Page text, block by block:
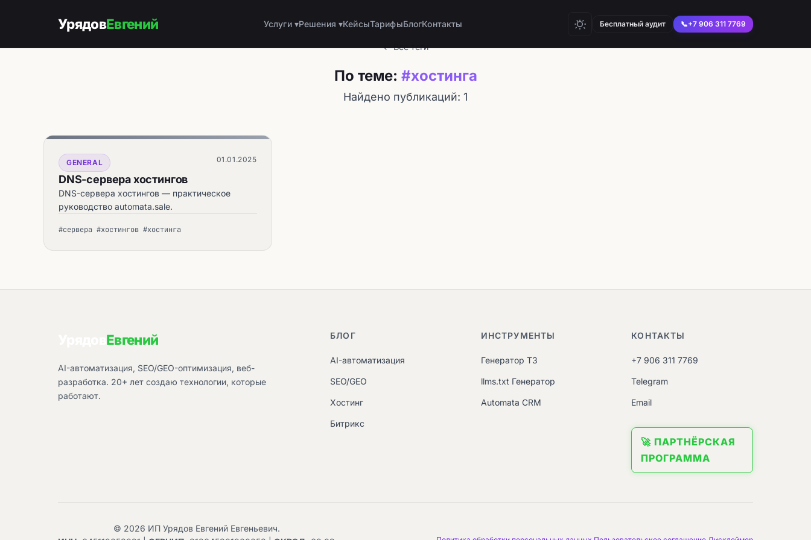
УрядовЕвгений Услуги ▾Решения ▾КейсыТарифыБлогКонтакты Бесплатный аудит 📞+7 906 311 7769
← Все теги
По теме: #хостинга
Найдено публикаций: 1
GENERAL 01.01.2025
DNS-сервера хостингов
DNS-сервера хостингов — практическое
руководство automata.sale.
#сервера #хостингов #хостинга
Евгений
AI-автоматизация, SEO/GEO-оптимизация, веб-
разработка. 20+ лет создаю технологии, которые
работают.
БЛОГ
AI-автоматизация
SEO/GEO
Хостинг
Битрикс
ИНСТРУМЕНТЫ
Генератор ТЗ
llms.txt Генератор
Automata CRM
КОНТАКТЫ
+7 906 311 7769
Telegram
Email
🚀 ПАРТНЁРСКАЯ
ПРОГРАММА
© 2026 ИП Урядов Евгений Евгеньевич.